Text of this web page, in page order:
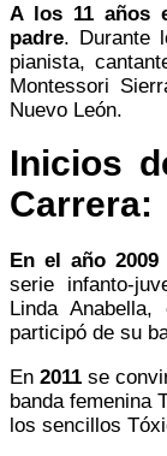
A los 11 años
padre. Durante
pianista,
Montessori
Nuevo León.
Inicios
Carrera:
En el año 2009
serie infanto-
Linda
participó de su
En2011 se
banda femenina
los sencillos